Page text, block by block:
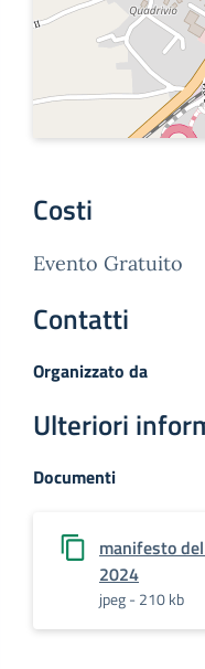
Costi
Evento Gratuito
Contatti
Organizzato da
Ulteriori
Documenti
manifesto
2024
jpeg - 210 kb